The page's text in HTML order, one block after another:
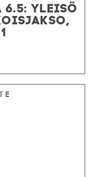
6.5: YLEISÖ